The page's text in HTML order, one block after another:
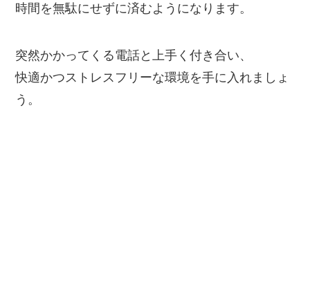
時間を無駄にせずに済むようになります。
突然かかってくる電話と上手く付き合い、
快適かつストレスフリーな環境を手に入れましょ
う。